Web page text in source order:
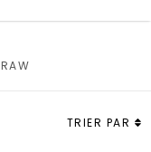
TRIER PAR